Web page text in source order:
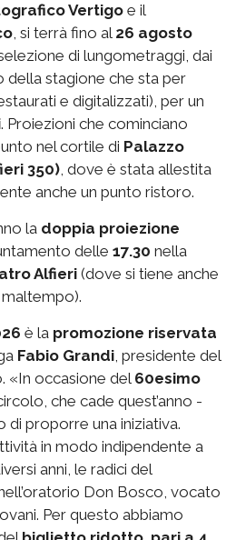
Vertigo e il
, si terrà fino al 26 agosto
di lungometraggi, dai
della stagione che sta per
e digitalizzati), per un
. Proiezioni che cominciano
nel cortile di Palazzo
350), dove è stata allestita
anche un punto ristoro.
la doppia proiezione
delle 17.30 nella
Alfieri (dove si tiene anche
è la promozione riservata
Fabio Grandi, presidente del
«In occasione del 60esimo
che cade quest’anno -
di proporre una iniziativa.
in modo indipendente a
anni, le radici del
Don Bosco, vocato
Per questo abbiamo